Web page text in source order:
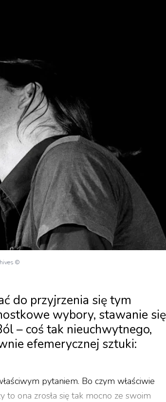
©
do przyjrzenia się tym
wybory, stawanie
– coś tak nieuchwytnego,
efemerycznej sztuki:
pytaniem. Bo czym właściwie
ona zrosła się tak mocno ze swoim